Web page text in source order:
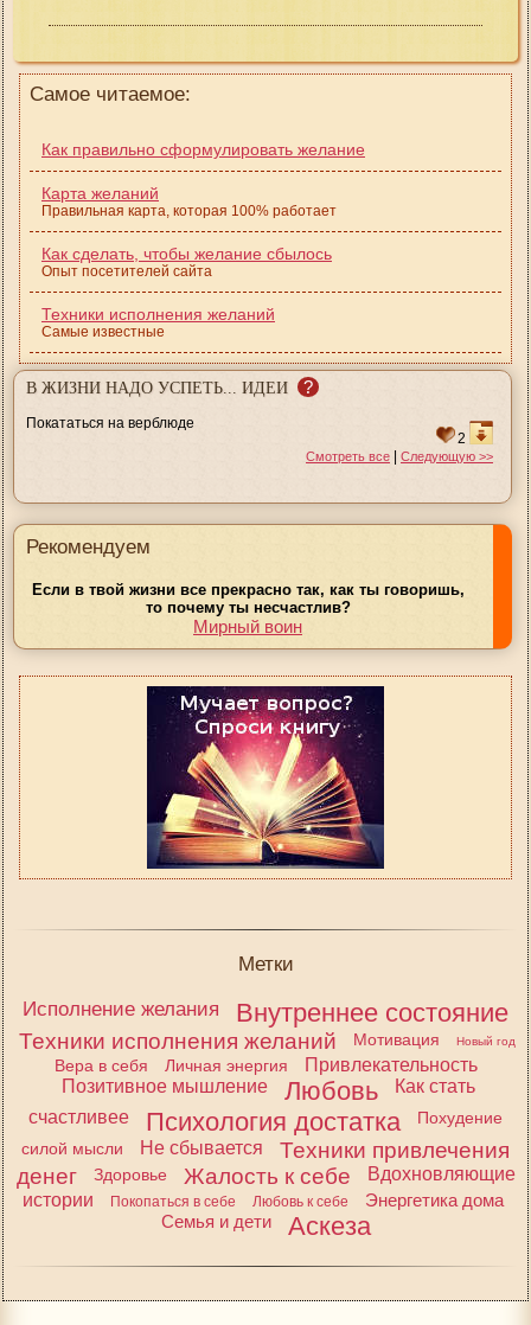
Самое читаемое:
Как правильно сформулировать желание
Карта желаний
Правильная карта, которая 100% работает
Как сделать, чтобы желание сбылось
Опыт посетителей сайта
Техники исполнения желаний
Самые известные
В ЖИЗНИ НАДО УСПЕТЬ... ИДЕИ ?
Покататься на верблюде
2
Смотреть все | Следующую >>
Рекомендуем
Если в твой жизни все прекрасно так, как ты говоришь,
то почему ты несчастлив?
Мирный воин
Метки
Исполнение желания
Внутреннее состояние
Техники исполнения желаний Мотивация Новый год
Вера в себя Личная энергия
Привлекательность
Позитивное мышление
Любовь
Как стать
счастливее
Психология достатка
Похудение
силой мысли
Не сбывается
Техники привлечения
денег
Здоровье Жалость к себе
Вдохновляющие
истории
Покопаться в себе Любовь к себе
Энергетика дома
Семья и дети
Аскеза